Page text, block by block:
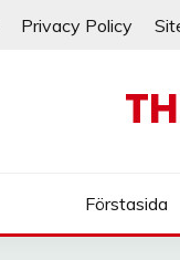
Privacy Policy
Förstasida